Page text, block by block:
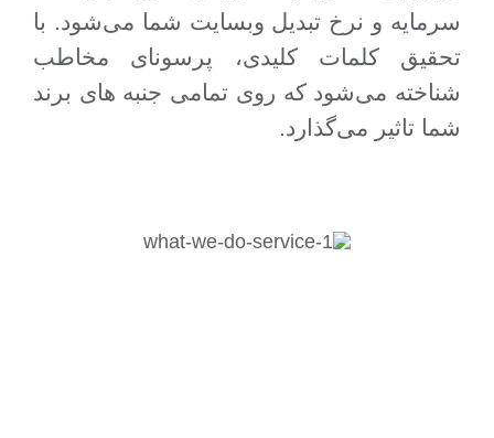
سرمایه و نرخ تبدیل وبسایت شما می‌شود. با
تحقیق کلمات کلیدی، پرسونای مخاطب
شناخته می‌شود که روی تمامی جنبه های برند
شما تاثیر می‌گذارد.